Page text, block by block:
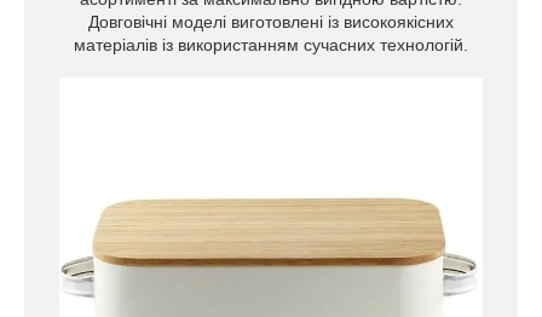
Довговічні моделі виготовлені із високоякісних
матеріалів із використанням сучасних технологій.